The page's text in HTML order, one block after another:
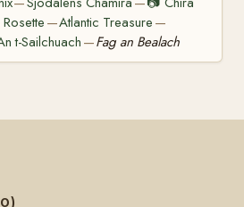
—Atlantic Treasure —
t-Sailchuach —Fag an Bealach